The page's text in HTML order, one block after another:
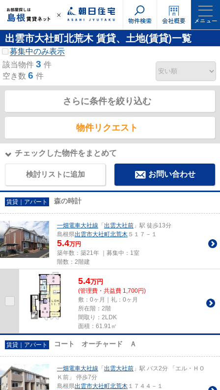
物件検索 会社概要 メニュー
出雲市大社町北荒木 賃貸、土地(賃貸)一覧
募集中のみ表示
該当物件 3 件
空き数 6 件
さらに条件を絞り込む
物件リクエスト
チェックした物件をまとめて
検討リストに追加 お問い合わせ
賃貸｜アパート 森の時計
一畑電車大社線 「 出雲大社前 」駅 徒歩13分
島根県出雲市大社町北荒木 ５１７－１
5.4万円
築年数：築21年 ｜募集中： 1室
階数：2階建
5.4万円
(管理費・共益費 1,700円)
敷：0ヶ月｜礼：0ヶ月
所在階：2階
間取り：2LDK
面積：61.91㎡
賃貸｜アパート コート オーチャード Ａ
一畑電車大社線 「 出雲大社前 」駅 バス2分 「エル・ＨＯ
Ｋ前」 停歩7分
島根県出雲市大社町北荒木 １７４４－１